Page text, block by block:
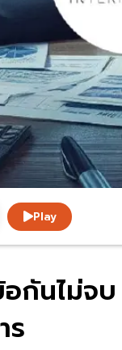
Play
กันไม่จ
ร